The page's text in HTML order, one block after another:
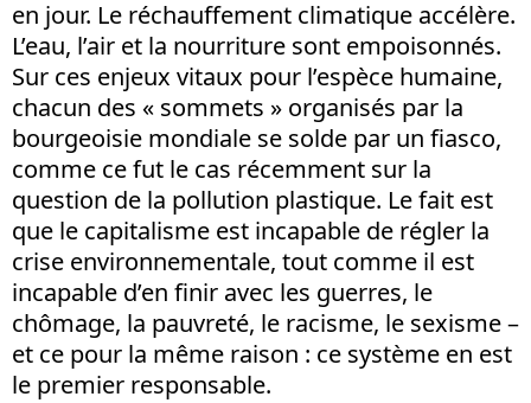
en jour. Le réchauffement climatique accélère.
L’eau, l’air et la nourriture sont empoisonnés.
Sur ces enjeux vitaux pour l’espèce humaine,
chacun des « sommets » organisés par la
bourgeoisie mondiale se solde par un fiasco,
comme ce fut le cas récemment sur la
question de la pollution plastique. Le fait est
que le capitalisme est incapable de régler la
crise environnementale, tout comme il est
incapable d’en finir avec les guerres, le
chômage, la pauvreté, le racisme, le sexisme –
et ce pour la même raison : ce système en est
le premier responsable.